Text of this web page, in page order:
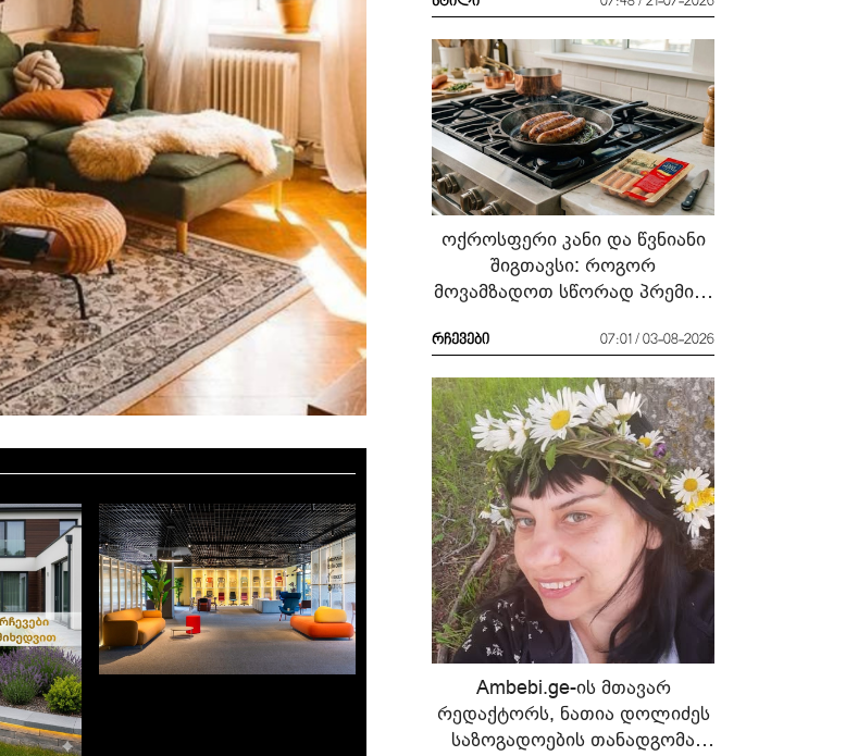
რა ჩავიცვათ სანაპიროზე?
ოქროსფერი კანი და წვნიანი
შიგთავსი: როგორ
მოვამზადოთ სწორად პრემიუმ
„შეფმაისტერის“
რჩევები 07:01 / 03-08-2026
Ambebi.ge-ის მთავარ
რედაქტორს, ნათია დოლიძეს
საზოგადოების თანადგომა